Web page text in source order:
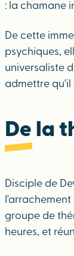
: la chamane
De cette
psychiques,
universaliste
admettre qu'il
De la
Disciple de
l'arrachement
groupe de
heures, et